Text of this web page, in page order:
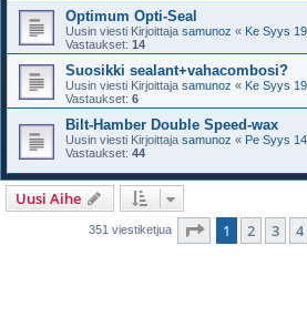
Optimum Opti-Seal
Uusin viesti Kirjoittaja samunoz « Ke Syys
Vastaukset: 14
Suosikki sealant+vahacombosi?
Uusin viesti Kirjoittaja samunoz « Ke Syys
Vastaukset: 6
Bilt-Hamber Double Speed-wax
Uusin viesti Kirjoittaja samunoz « Pe Syys
Vastaukset: 44
Uusi Aihe
351 viestiketjua Sivu /15
1 2 3 4